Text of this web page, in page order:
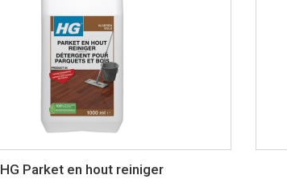
HG Parket en hout reiniger